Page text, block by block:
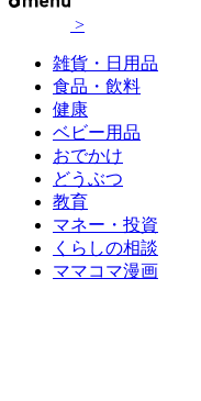
>
雑貨・日用品
食品・飲料
健康
ベビー用品
おでかけ
どうぶつ
教育
マネー・投資
くらしの相談
ママコマ漫画